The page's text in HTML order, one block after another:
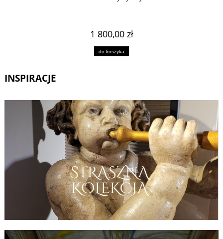
1 800,00 zł
do koszyka
INSPIRACJE